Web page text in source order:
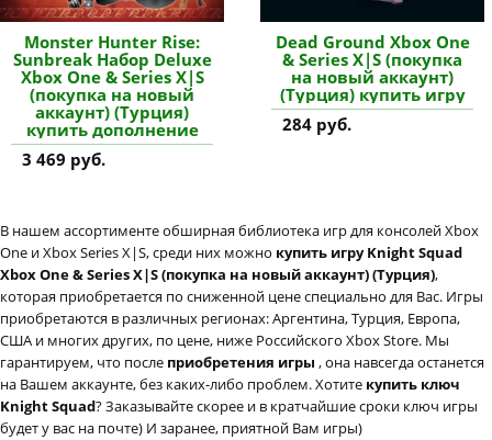
Monster Hunter Rise:
Sunbreak Набор Deluxe
Xbox One & Series X|S
(покупка на новый
аккаунт) (Турция)
купить дополнение
3 469 руб.
Dead Ground Xbox One
& Series X|S (покупка
на новый аккаунт)
(Турция) купить игру
284 руб.
В нашем ассортименте обширная библиотека игр для консолей Xbox
One и Xbox Series X|S, среди них можно купить игру Knight Squad
Xbox One & Series X|S (покупка на новый аккаунт) (Турция),
которая приобретается по сниженной цене специально для Вас. Игры
приобретаются в различных регионах: Аргентина, Турция, Европа,
США и многих других, по цене, ниже Российского Xbox Store. Мы
гарантируем, что после приобретения игры , она навсегда останется
на Вашем аккаунте, без каких-либо проблем. Хотите купить ключ
Knight Squad? Заказывайте скорее и в кратчайшие сроки ключ игры
будет у вас на почте) И заранее, приятной Вам игры)